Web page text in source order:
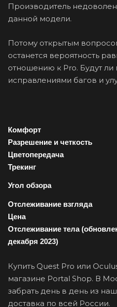
Производитель
данной модели.
Потому открытым
останется вероятность
отношению к Pro. Будут
исправлениями багов и
Комфорт
Разрешение и четкость
Цветопередача
Трекинг
Угол обзора
Отслеживание взгляда
Цена
Отслеживание тела
декабря 2023)
Купить Quest Pro или
магазине Portal Shop. В
забрать день в день из
доставка по всей России.